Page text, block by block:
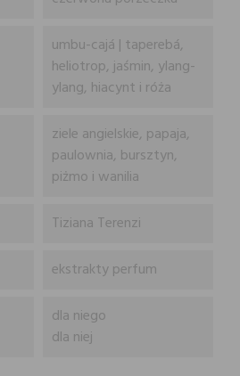
umbu-cajá | taperebá,
heliotrop, jaśmin, ylang-
ylang, hiacynt i róża
ziele angielskie, papaja,
paulownia, bursztyn,
piżmo i wanilia
Tiziana Terenzi
ekstrakty perfum
dla niego
dla niej